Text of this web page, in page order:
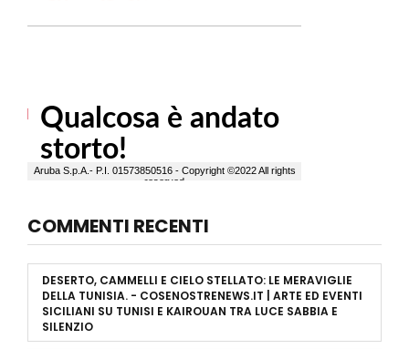
COMMENTI RECENTI
DESERTO, CAMMELLI E CIELO STELLATO: LE MERAVIGLIE
DELLA TUNISIA. - COSENOSTRENEWS.IT | ARTE ED EVENTI
SICILIANI SU TUNISI E KAIROUAN TRA LUCE SABBIA E
SILENZIO